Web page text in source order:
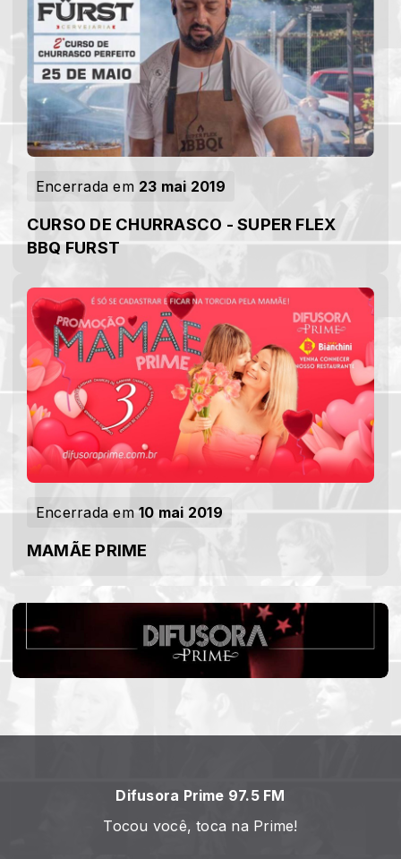
Encerrada em 23 mai 2019
CURSO DE CHURRASCO - SUPER FLEX
BBQ FURST
Encerrada em10 mai 2019
MAMÃE PRIME
Difusora Prime 97.5 FM
Tocou você, toca na Prime!